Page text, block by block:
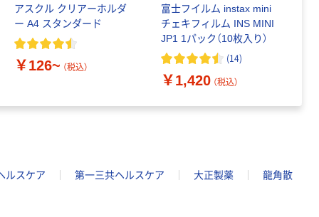
アスクル クリアーホルダ
ー A4 スタンダード
￥126~ （税込）
富士フイルム instax mini
チェキフィルム INS MINI
JP1 1パック（10枚入り）
(14)
￥1,420 （税込）
ルスケア 第一三共ヘルスケア 大正製薬 龍角散